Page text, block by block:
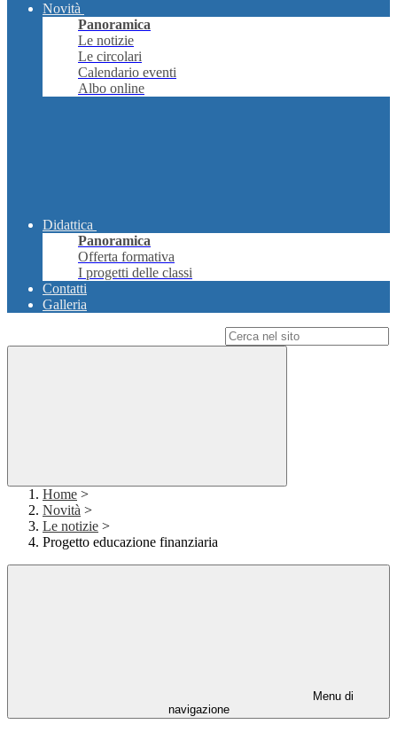
Novità
Panoramica
Le notizie
Le circolari
Calendario eventi
Albo online
Didattica
Panoramica
Offerta formativa
I progetti delle classi
Contatti
Galleria
Home >
Novità >
Le notizie >
Progetto educazione finanziaria
Menu di
navigazione